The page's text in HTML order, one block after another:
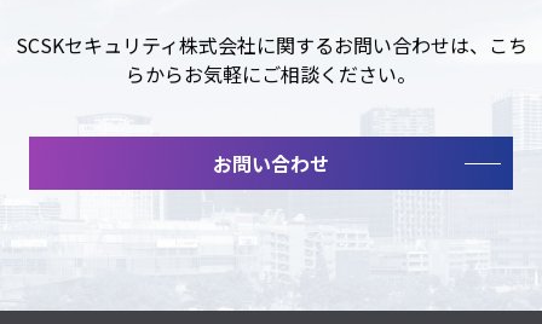
SCSKセキュリティ株式会社に関するお問い合わせは、こち
らからお気軽にご相談ください。
お問い合わせ